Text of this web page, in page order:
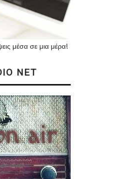
μέσα σε μια μέρα!
NET